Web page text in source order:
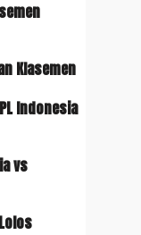
Klasemen
Indonesia
vs